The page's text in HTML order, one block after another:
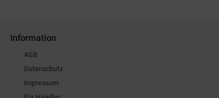
Information
AGB
Datenschutz
Impressum